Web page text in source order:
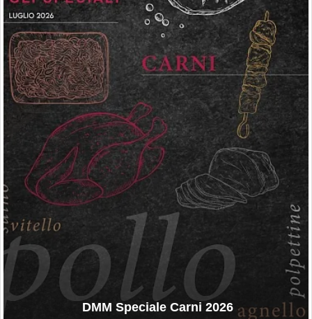
DMM Speciale Carni 2026